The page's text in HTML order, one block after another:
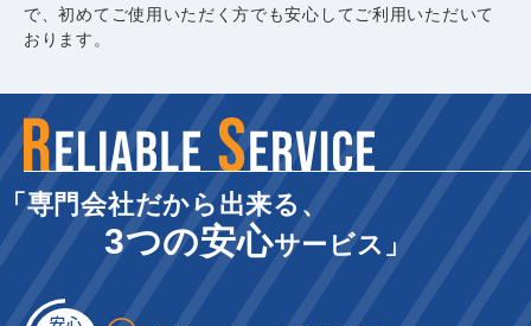
で、初めてご使用いただく方でも安心してご利用いただいて
おります。
「専門会社だから出来る、
3つの安心サービス」